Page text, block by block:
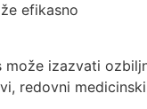
efikasno
može izazvati
redovni medicinski